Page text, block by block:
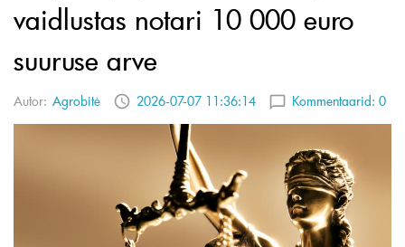
vaidlustas notari 10 000 euro
suuruse arve
Autor: Agrobitė 2026-07-07 11:36:14 Kommentaarid: 0